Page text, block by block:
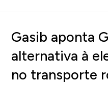
Gasib aponta
alternativa à
no transporte